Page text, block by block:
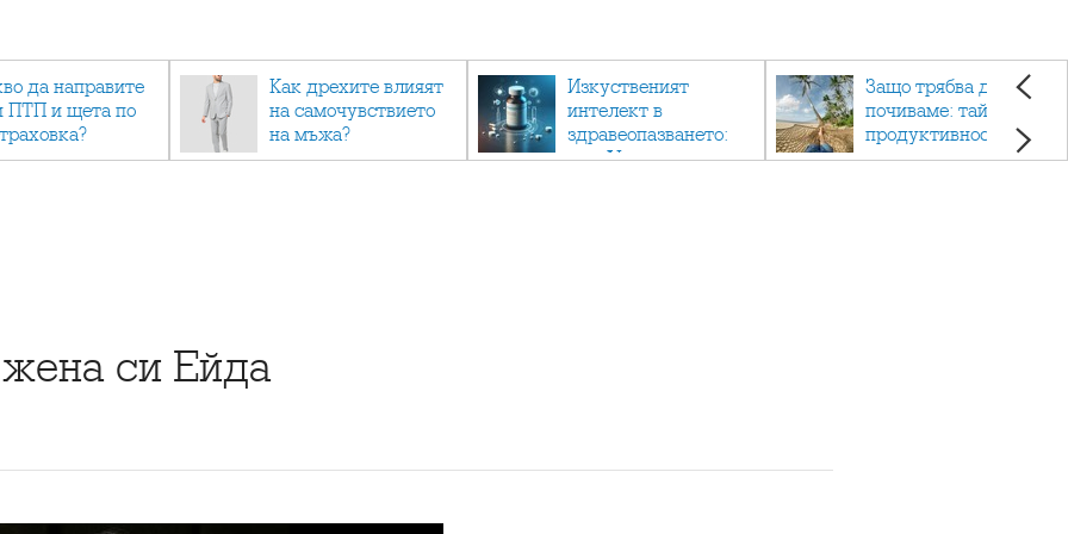
да направите
ПТП и щета по
Как дрехите влияят
на самочувствието
на мъжа?
Изкуственият
интелект в
здравеопазването:
как AI променя
Защо трябва да си
почиваме: тайната на
продуктивността,
здравето и добрия
си Ейда